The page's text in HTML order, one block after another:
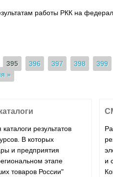
работы РКК на
395 396 397 398 399
»
результатов
В которых
и предприятия
этапе
товаров России"
и